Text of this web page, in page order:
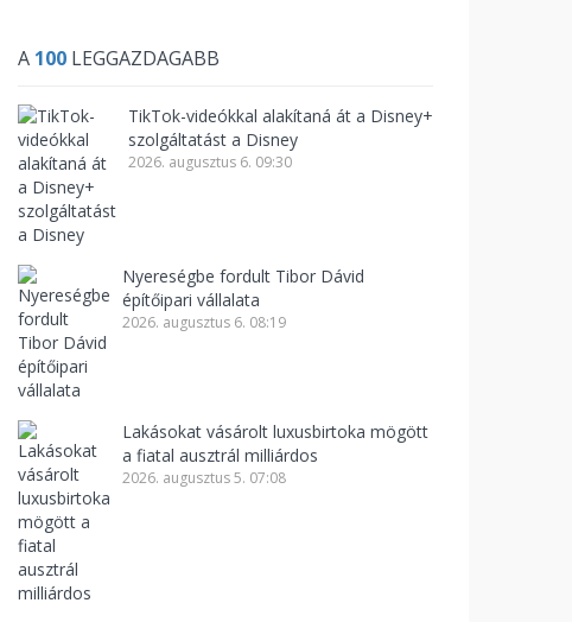
A 100 LEGGAZDAGABB
TikTok-videókkal alakítaná át a Disney+
szolgáltatást a Disney
2026. augusztus 6. 09:30
Nyereségbe fordult Tibor Dávid
építőipari vállalata
2026. augusztus 6. 08:19
Lakásokat vásárolt luxusbirtoka mögött
a fiatal ausztrál milliárdos
2026. augusztus 5. 07:08